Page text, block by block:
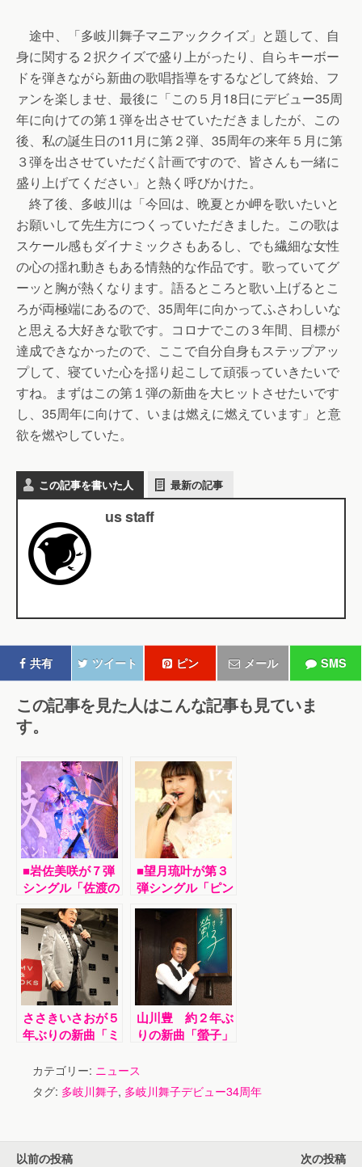
途中、「多岐川舞子マニアッククイズ」と題して、自
身に関する２択クイズで盛り上がったり、自らキーボー
ドを弾きながら新曲の歌唱指導をするなどして終始、フ
ァンを楽しませ、最後に「この５月18日にデビュー35周
年に向けての第１弾を出させていただきましたが、この
後、私の誕生日の11月に第２弾、35周年の来年５月に第
３弾を出させていただく計画ですので、皆さんも一緒に
盛り上げてください」と熱く呼びかけた。
終了後、多岐川は「今回は、晩夏とか岬を歌いたいと
お願いして先生方につくっていただきました。この歌は
スケール感もダイナミックさもあるし、でも繊細な女性
の心の揺れ動きもある情熱的な作品です。歌っていてグ
ーッと胸が熱くなります。語るところと歌い上げるとこ
ろが両極端にあるので、35周年に向かってふさわしいな
と思える大好きな歌です。コロナでこの３年間、目標が
達成できなかったので、ここで自分自身もステップアッ
プして、寝ていた心を揺り起こして頑張っていきたいで
すね。まずはこの第１弾の新曲を大ヒットさせたいです
し、35周年に向けて、いまは燃えに燃えています」と意
欲を燃やしていた。
この記事を書いた人 最新の記事
us staff
共有 ツイート ピン メール SMS
この記事を見た人はこんな記事も見ていま
す。
■岩佐美咲が７弾
シングル「佐渡の
鬼太鼓」発売記念
イベント。サプラ
イズでＤＶＤリリ
ースを発表
■望月琉叶が第３
弾シングル「ピン
クのダイヤモン
ド」発売記念イベ
ント。発売日にフ
ァンの前で熱唱。
作曲者の浜圭介さ
んがサプライズで
激励に
ささきいさおが５
年ぶりの新曲「ミ
ンジャー～」発売
記念イベント
山川豊 約２年ぶ
りの新曲「螢子」
ト！カラオケスナ
ック「螢子」を一
日限定開店
カテゴリー: ニュース
タグ: 多岐川舞子, 多岐川舞子デビュー34周年
以前の投稿 次の投稿